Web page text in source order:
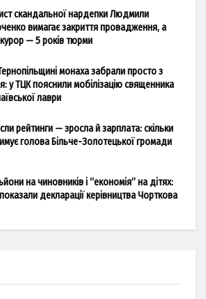
скандальної нардепки Людмили
вимагає закриття провадження, а
— 5 років тюрми
монаха забрали просто з
у ТЦК пояснили мобілізацію священника
лаври
рейтинги — зросла й зарплата: скільки
голова Більче-Золотецької громади
на чиновників і “економія” на дітях:
декларації керівництва Чорткова